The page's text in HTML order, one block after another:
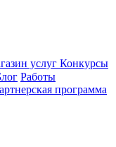
услуг Конкурсы
Работы
программа